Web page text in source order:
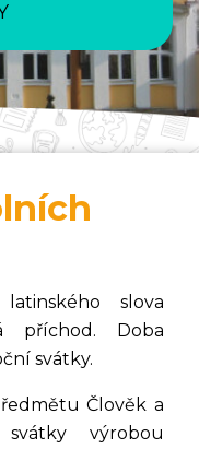
slova
příchod. Doba
svátky.
Člověk a
výrobou